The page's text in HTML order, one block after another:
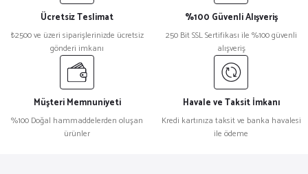
Ücretsiz Teslimat
₺2500 ve üzeri siparişlerinizde ücretsiz
gönderi imkanı
%100 Güvenli Alışveriş
250 Bit SSL Sertifikası ile %100 güvenli
alışveriş
Müşteri Memnuniyeti
%100 Doğal hammaddelerden oluşan
ürünler
Havale ve Taksit İmkanı
Kredi kartınıza taksit ve banka havalesi
ile ödeme